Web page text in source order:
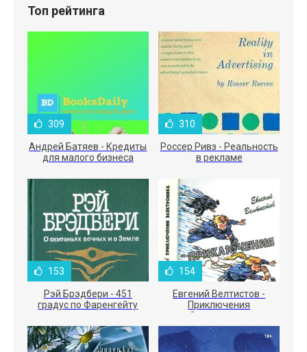
Топ рейтинга
309
Андрей Батяев - Кредиты
для малого бизнеса
310
Россер Ривз - Реальность
в рекламе
153
Рэй Брэдбери - 451
градус по Фаренгейту
154
Евгений Велтистов -
Приключения
Электроника